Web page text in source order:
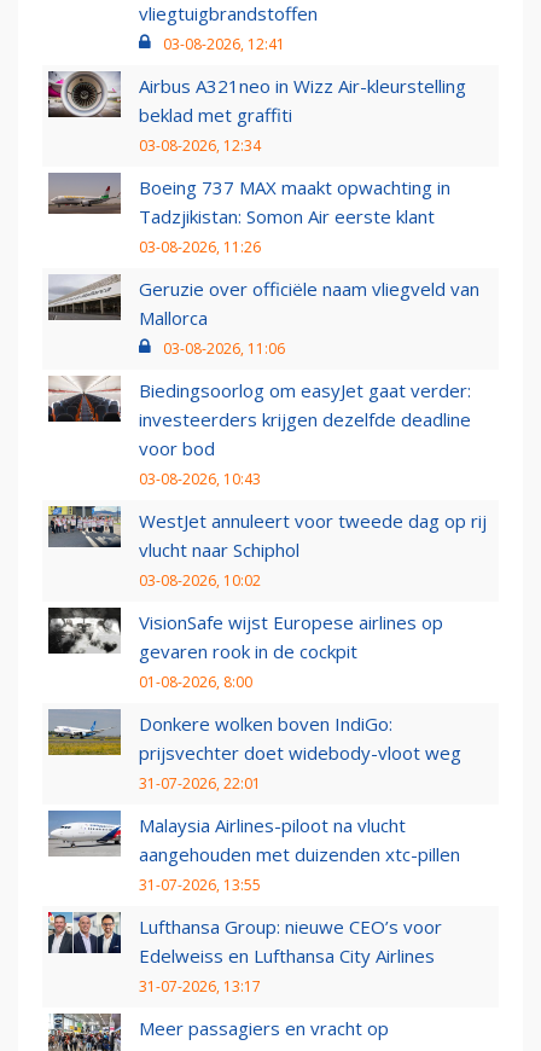
vliegtuigbrandstoffen
03-08-2026, 12:41
Airbus A321neo in Wizz Air-kleurstelling
beklad met graffiti
03-08-2026, 12:34
Boeing 737 MAX maakt opwachting in
Tadzjikistan: Somon Air eerste klant
03-08-2026, 11:26
Geruzie over officiële naam vliegveld van
Mallorca
03-08-2026, 11:06
Biedingsoorlog om easyJet gaat verder:
investeerders krijgen dezelfde deadline
voor bod
03-08-2026, 10:43
WestJet annuleert voor tweede dag op rij
vlucht naar Schiphol
03-08-2026, 10:02
VisionSafe wijst Europese airlines op
gevaren rook in de cockpit
01-08-2026, 8:00
Donkere wolken boven IndiGo:
prijsvechter doet widebody-vloot weg
31-07-2026, 22:01
Malaysia Airlines-piloot na vlucht
aangehouden met duizenden xtc-pillen
31-07-2026, 13:55
Lufthansa Group: nieuwe CEO’s voor
Edelweiss en Lufthansa City Airlines
31-07-2026, 13:17
Meer passagiers en vracht op